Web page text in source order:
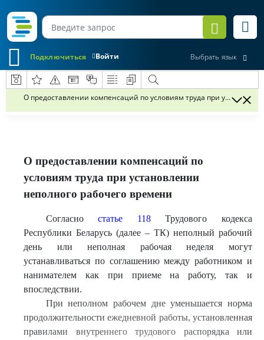
Войти
Подключиться Выбрать язык
О предоставлении компенсаций по условиям труда при
О предоставлении компенсаций по
условиям труда при установлении
неполного рабочего времени
Согласностатье 118Трудового кодекса
Республики Беларусь (далее – ТК) неполный рабочий
день или неполная рабочая неделя могут
устанавливаться по соглашению между работником и
нанимателем как при приеме на работу, так и
впоследствии.
При неполном рабочем дне уменьшается норма
продолжительности ежедневной работы, установленная
правилами внутреннего трудового распорядка или